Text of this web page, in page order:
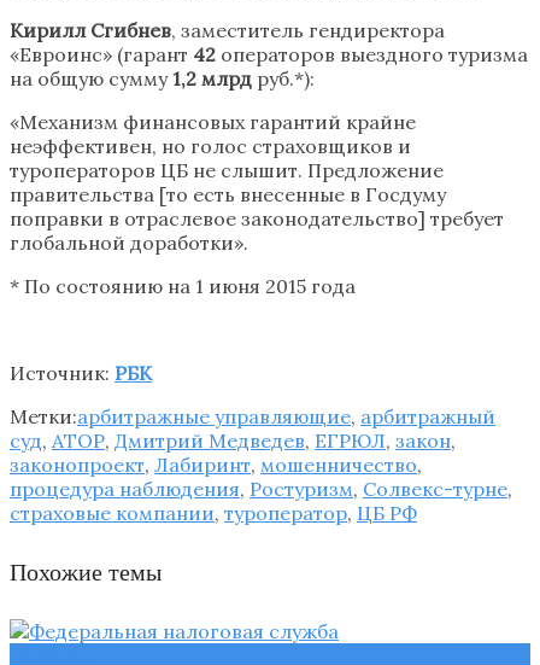
Кирилл Сгибнев, заместитель гендиректора
«Евроинс» (гарант 42 операторов выездного туризма
на общую сумму 1,2 млрд руб.*):
«Механизм финансовых гарантий крайне
неэффективен, но голос страховщиков и
туроператоров ЦБ не слышит. Предложение
правительства [то есть внесенные в Госдуму
поправки в отраслевое законодательство] требует
глобальной доработки».
* По состоянию на 1 июня 2015 года
Источник: РБК
Метки:арбитражные управляющие, арбитражный
суд, АТОР, Дмитрий Медведев, ЕГРЮЛ, закон,
законопроект, Лабиринт, мошенничество,
процедура наблюдения, Ростуризм, Солвекс-турне,
страховые компании, туроператор, ЦБ РФ
Похожие темы